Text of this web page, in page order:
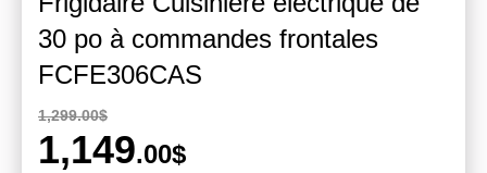
30 po à commandes frontales
FCFE306CAS
1,299.00$
1,149.00$